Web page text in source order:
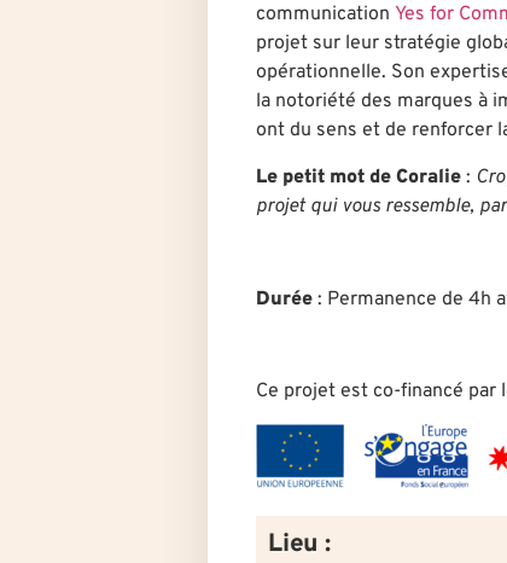
communication Yes for
projet sur leur stratégie
opérationnelle. Son
la notoriété des marques à
ont du sens et de renforcer
Le petit mot de Coralie :
projet qui vous ressemble,
Durée : Permanence de 4h
Ce projet est co-financé par
Lieu :